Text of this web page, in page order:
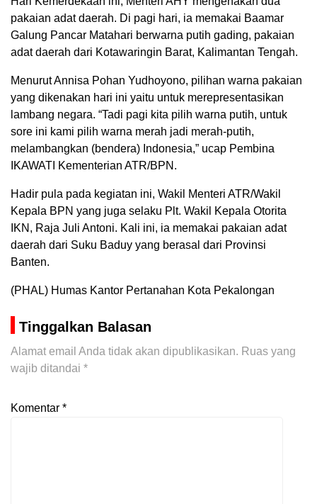
pakaian adat daerah. Di pagi hari, ia memakai Baamar
Galung Pancar Matahari berwarna putih gading, pakaian
adat daerah dari Kotawaringin Barat, Kalimantan Tengah.
Menurut Annisa Pohan Yudhoyono, pilihan warna pakaian
yang dikenakan hari ini yaitu untuk merepresentasikan
lambang negara. “Tadi pagi kita pilih warna putih, untuk
sore ini kami pilih warna merah jadi merah-putih,
melambangkan (bendera) Indonesia,” ucap Pembina
IKAWATI Kementerian ATR/BPN.
Hadir pula pada kegiatan ini, Wakil Menteri ATR/Wakil
Kepala BPN yang juga selaku Plt. Wakil Kepala Otorita
IKN, Raja Juli Antoni. Kali ini, ia memakai pakaian adat
daerah dari Suku Baduy yang berasal dari Provinsi
Banten.
(PHAL) Humas Kantor Pertanahan Kota Pekalongan
Tinggalkan Balasan
Alamat email Anda tidak akan dipublikasikan. Ruas yang
wajib ditandai *
Komentar *